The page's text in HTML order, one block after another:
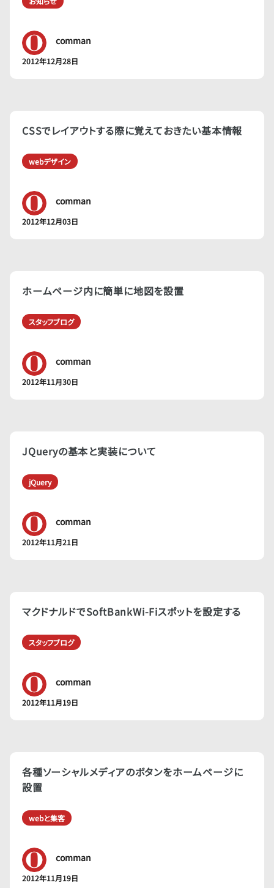
comman
2012年12月28日
CSSでレイアウトする際に覚えておきたい基本情報
webデザイン
comman
2012年12月03日
ホームページ内に簡単に地図を設置
スタッフブログ
comman
2012年11月30日
JQueryの基本と実装について
jQuery
comman
2012年11月21日
マクドナルドでSoftBankWi-Fiスポットを設定する
スタッフブログ
comman
2012年11月19日
各種ソーシャルメディアのボタンをホームページに
設置
webと集客
comman
2012年11月19日